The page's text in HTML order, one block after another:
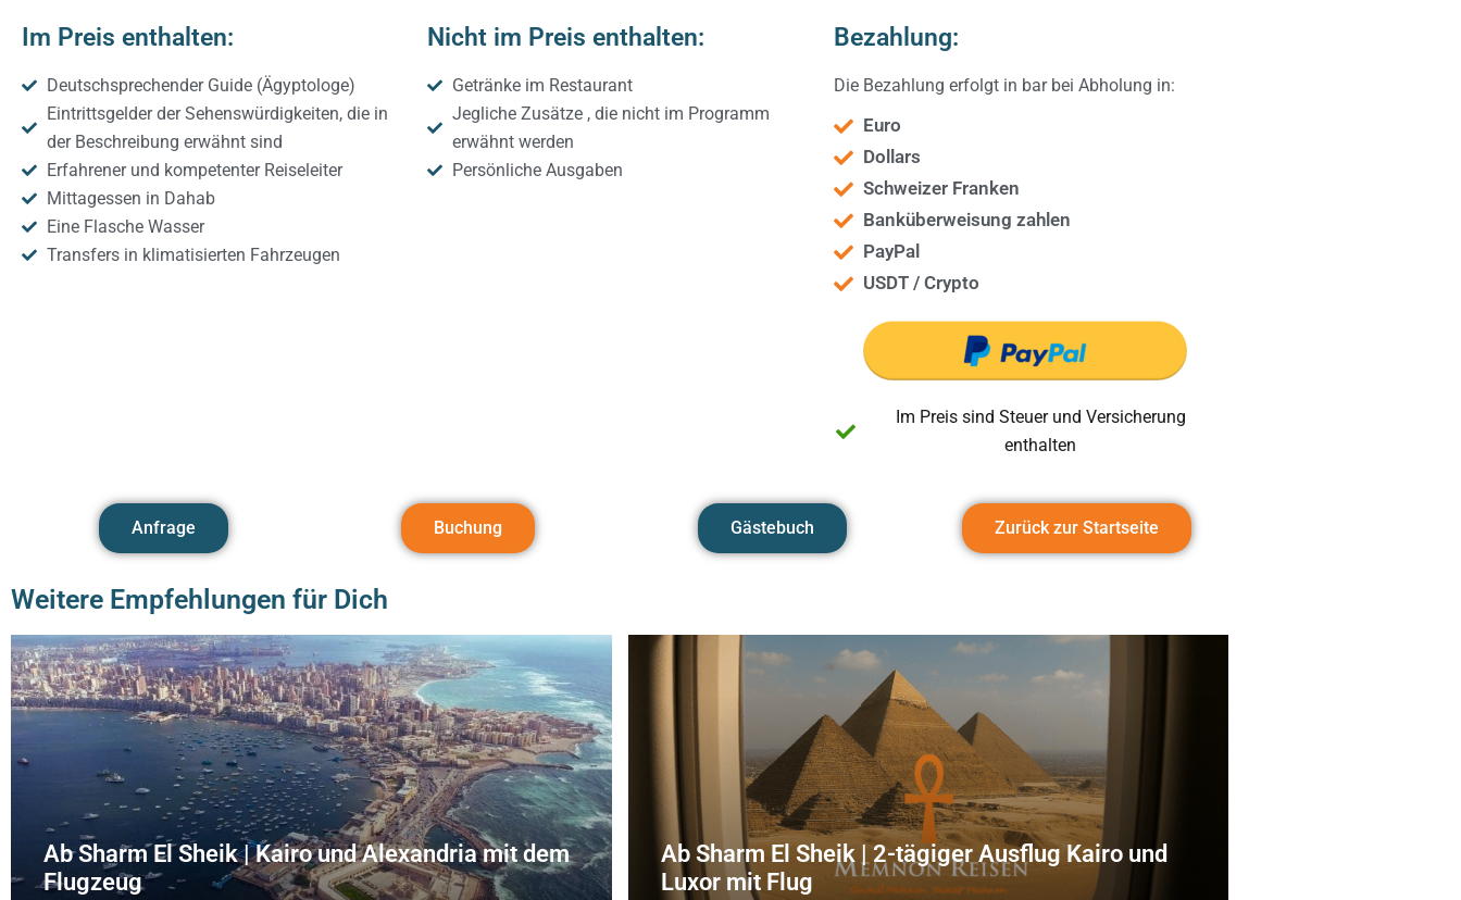
Im Preis enthalten:
Deutschsprechender Guide (Ägyptologe)
Eintrittsgelder der Sehenswürdigkeiten, die in
der Beschreibung erwähnt sind
Erfahrener und kompetenter Reiseleiter
Mittagessen in Dahab
Eine Flasche Wasser
Transfers in klimatisierten Fahrzeugen
Nicht im Preis enthalten:
Getränke im Restaurant
Jegliche Zusätze , die nicht im Programm
erwähnt werden
Persönliche Ausgaben
Bezahlung:
Die Bezahlung erfolgt in bar bei Abholung in:
Euro
Dollars
Schweizer Franken
Banküberweisung zahlen
PayPal
USDT / Crypto
Im Preis sind Steuer und Versicherung
enthalten
Anfrage Buchung Gästebuch Zurück zur Startseite
Weitere Empfehlungen für Dich
Ab Sharm El Sheik | Kairo und Alexandria mit dem
Flugzeug
Ab Sharm El Sheik | 2-tägiger Ausflug Kairo und
Luxor mit Flug